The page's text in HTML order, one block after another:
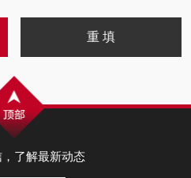
了解最新动态